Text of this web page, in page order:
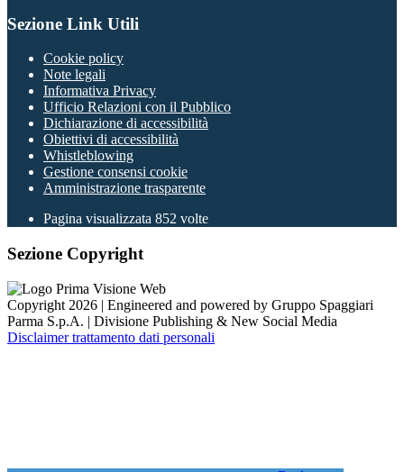
Sezione Link Utili
Cookie policy
Note legali
Informativa Privacy
Ufficio Relazioni con il Pubblico
Dichiarazione di accessibilità
Obiettivi di accessibilità
Whistleblowing
Gestione consensi cookie
Amministrazione trasparente
Pagina visualizzata 852 volte
Sezione Copyright
Copyright 2026 | Engineered and powered by Gruppo Spaggiari
Parma S.p.A. | Divisione Publishing & New Social Media
Disclaimer trattamento dati personali